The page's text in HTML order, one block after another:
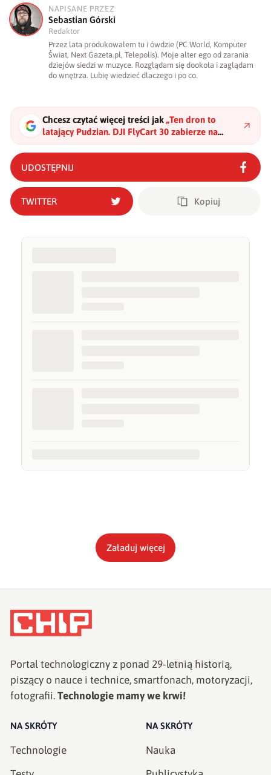
S
NAPISANE PRZEZ
Sebastian Górski
Redaktor
Przez lata produkowałem tu i ówdzie (PC World, Komputer
Świat, Next Gazeta.pl, Telepolis). Moje alter ego od zarania
dziejów siedzi w muzyce. Rozglądam się dookoła i zaglądam
do wnętrza. Lubię wiedzieć dlaczego i po co.
Chcesz czytać więcej treści jak „Ten dron to
latający Pudzian. DJI FlyCart 30 zabierze na
pokład nawet 40 kg"?
UDOSTĘPNIJ
TWITTER Kopiuj
Załaduj więcej
Portal technologiczny z ponad 29-letnią historią,
piszący o nauce i technice, smartfonach, motoryzacji,
fotografii. Technologie mamy we krwi!
NA SKRÓTY
Technologie
NA SKRÓTY
Nauka